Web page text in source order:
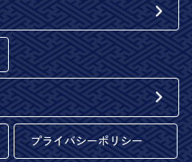
プライバシーポリシー